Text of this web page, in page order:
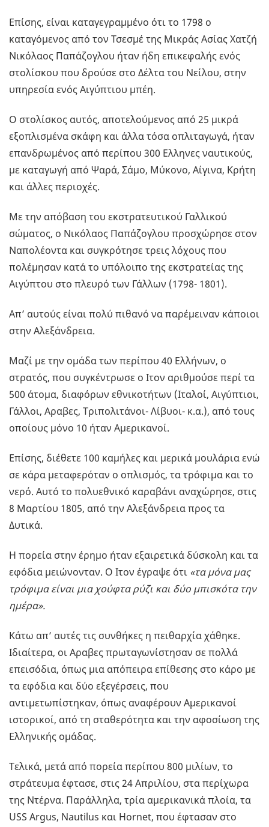
Επίσης, είναι καταγεγραμμένο ότι το 1798 ο
καταγόμενος από τον Τσεσμέ της Μικράς Ασίας Χατζή
Νικόλαος Παπάζογλου ήταν ήδη επικεφαλής ενός
στολίσκου που δρούσε στο Δέλτα του Νείλου, στην
υπηρεσία ενός Αιγύπτιου μπέη.
Ο στολίσκος αυτός, αποτελούμενος από 25 μικρά
εξοπλισμένα σκάφη και άλλα τόσα οπλιταγωγά, ήταν
επανδρωμένος από περίπου 300 Ελληνες ναυτικούς,
με καταγωγή από Ψαρά, Σάμο, Μύκονο, Αίγινα, Κρήτη
και άλλες περιοχές.
Με την απόβαση του εκστρατευτικού Γαλλικού
σώματος, ο Νικόλαος Παπάζογλου προσχώρησε στον
Ναπολέοντα και συγκρότησε τρεις λόχους που
πολέμησαν κατά το υπόλοιπο της εκστρατείας της
Αιγύπτου στο πλευρό των Γάλλων (1798- 1801).
Απ’ αυτούς είναι πολύ πιθανό να παρέμειναν κάποιοι
στην Αλεξάνδρεια.
Μαζί με την ομάδα των περίπου 40 Ελλήνων, ο
στρατός, που συγκέντρωσε ο Ιτον αριθμούσε περί τα
500 άτομα, διαφόρων εθνικοτήτων (Ιταλοί, Αιγύπτιοι,
Γάλλοι, Αραβες, Τριπολιτάνοι- Λίβυοι- κ.α.), από τους
οποίους μόνο 10 ήταν Αμερικανοί.
Επίσης, διέθετε 100 καμήλες και μερικά μουλάρια ενώ
σε κάρα μεταφερόταν ο οπλισμός, τα τρόφιμα και το
νερό. Αυτό το πολυεθνικό καραβάνι αναχώρησε, στις
8 Μαρτίου 1805, από την Αλεξάνδρεια προς τα
Δυτικά.
Η πορεία στην έρημο ήταν εξαιρετικά δύσκολη και τα
εφόδια μειώνονταν. Ο Ιτον έγραψε ότι «τα μόνα μας
τρόφιμα είναι μια χούφτα ρύζι και δύο μπισκότα την
ημέρα».
Κάτω απ’ αυτές τις συνθήκες η πειθαρχία χάθηκε.
Ιδιαίτερα, οι Αραβες πρωταγωνίστησαν σε πολλά
επεισόδια, όπως μια απόπειρα επίθεσης στο κάρο με
τα εφόδια και δύο εξεγέρσεις, που
αντιμετωπίστηκαν, όπως αναφέρουν Αμερικανοί
ιστορικοί, από τη σταθερότητα και την αφοσίωση της
Ελληνικής ομάδας.
Τελικά, μετά από πορεία περίπου 800 μιλίων, το
στράτευμα έφτασε, στις 24 Απριλίου, στα περίχωρα
της Ντέρνα. Παράλληλα, τρία αμερικανικά πλοία, τα
USS Argus, Nautilus και Hornet, που έφτασαν στο